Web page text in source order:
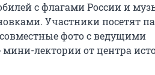
с флагами России и
Участники посетят
фото с ведущими
лектории от центра